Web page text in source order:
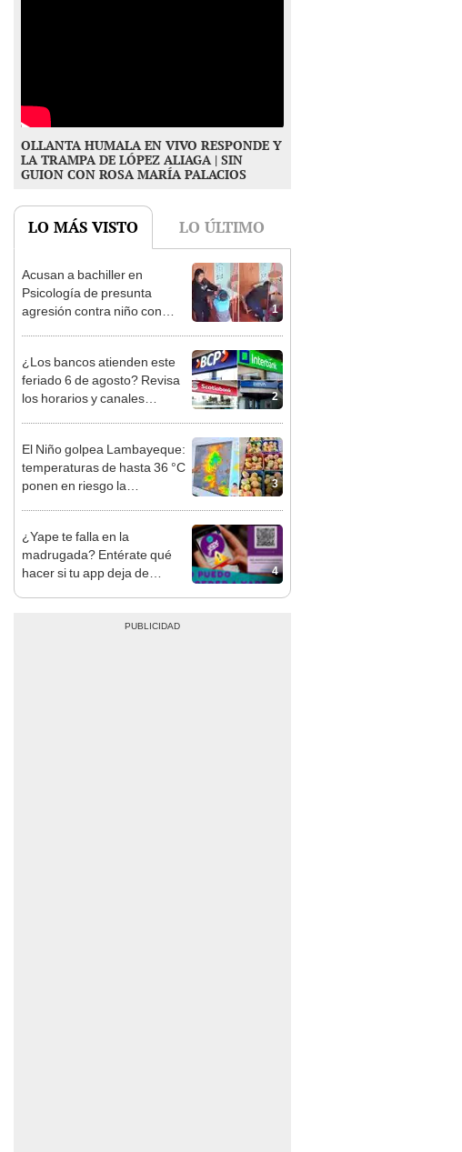
OLLANTA HUMALA EN VIVO RESPONDE Y
LA TRAMPA DE LÓPEZ ALIAGA | SIN
GUION CON ROSA MARÍA PALACIOS
LO MÁS VISTO LO ÚLTIMO
1
Acusan a bachiller en
Psicología de presunta
agresión contra niño con
2
¿Los bancos atienden este
feriado 6 de agosto? Revisa
los horarios y canales
3
El Niño golpea Lambayeque:
temperaturas de hasta 36 °C
ponen en riesgo la
4
¿Yape te falla en la
madrugada? Entérate qué
hacer si tu app deja de